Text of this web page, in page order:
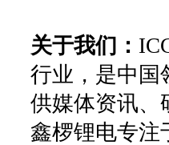
关于我们：
行业，是中国
供媒体资讯、
鑫椤锂电专注